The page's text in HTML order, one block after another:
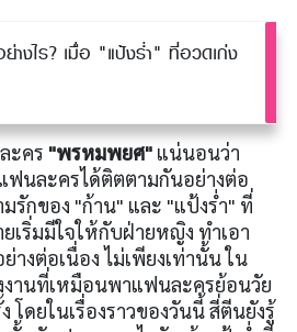
ย่างไร? เมื่อ "แป้งร่ำ" ที่อวดเก่ง
ะคร "พรหมพยศ" แน่นอนว่า
ฟนละครได้ติตตามกันอย่างต่อ
มรักของ "ก้าน" และ "แป้งร่ำ" ที่
ริ่มมีใจให้กับฝ่ายหญิง ทำเอา
งต่อเนื่อง ไม่เพียงเท่านั้น ใน
งานที่เหมือนพาแฟนละครย้อนวัย
โดยในเรื่องราวของวันนี้ สี่ตีนยังรู้